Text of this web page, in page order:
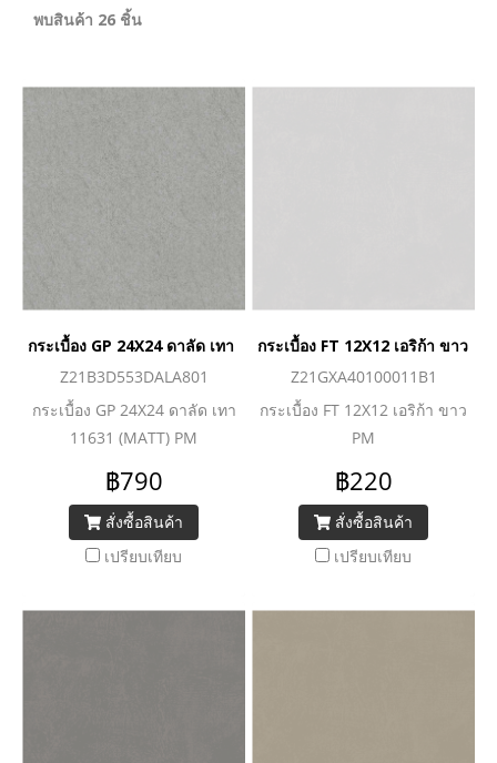
พบสินค้า 26 ชิ้น
กระเบื้อง GP 24X24 ดาลัด เทา 11631 (MATT) PM
Z21B3D553DALA801
กระเบื้อง GP 24X24 ดาลัด เทา
11631 (MATT) PM
฿790
สั่งซื้อสินค้า
เปรียบเทียบ
กระเบื้อง FT 12X12 เอริก้า ขาว PM
Z21GXA40100011B1
กระเบื้อง FT 12X12 เอริก้า ขาว
PM
฿220
สั่งซื้อสินค้า
เปรียบเทียบ